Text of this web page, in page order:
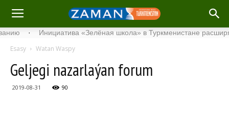
· Инициатива «Зелёная школа» в Туркменистане расширяет
Esasy Watan Waspy
Gel­je­gi na­zar­la­ýan fo­rum
2019-08-31 90